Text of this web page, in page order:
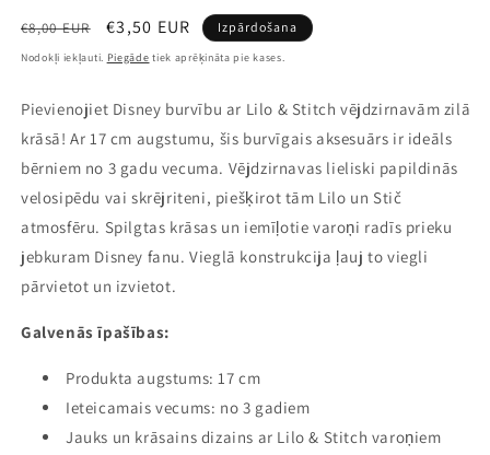
Parastā
cena
€8,00 EUR
Pārdošanas
cena
€3,50 EUR Izpārdošana
Nodokļi iekļauti. Piegāde tiek aprēķināta pie kases.
Pievienojiet Disney burvību ar Lilo & Stitch vējdzirnavām zilā
krāsā! Ar 17 cm augstumu, šis burvīgais aksesuārs ir ideāls
bērniem no 3 gadu vecuma. Vējdzirnavas lieliski papildinās
velosipēdu vai skrējriteni, piešķirot tām Lilo un Stič
atmosfēru. Spilgtas krāsas un iemīļotie varoņi radīs prieku
jebkuram Disney fanu. Vieglā konstrukcija ļauj to viegli
pārvietot un izvietot.
Galvenās īpašības:
Produkta augstums: 17 cm
Ieteicamais vecums: no 3 gadiem
Jauks un krāsains dizains ar Lilo & Stitch varoņiem